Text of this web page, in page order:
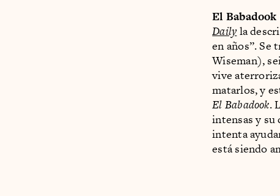
El
Dailyla
en años”. Se
Wiseman),
vive
matarlos, y
El Babadook.
intensas y su
intenta
está siendo